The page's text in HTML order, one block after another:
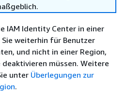
IAM Identity Center in einer
weiterhin für Benutzer
und nicht in einer Region,
müssen. Weitere
unter Überlegungen zur
.